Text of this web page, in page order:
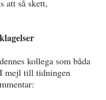
att så skett,
kollega som båda
mejl till tidningen